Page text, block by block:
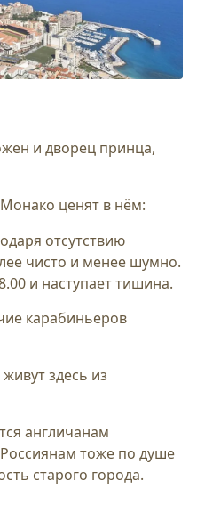
и дворец принца,
ценят в нём:
отсутствию
чисто и менее шумно.
и наступает тишина.
карабиньеров
здесь из
англичанам
тоже по душе
старого города.